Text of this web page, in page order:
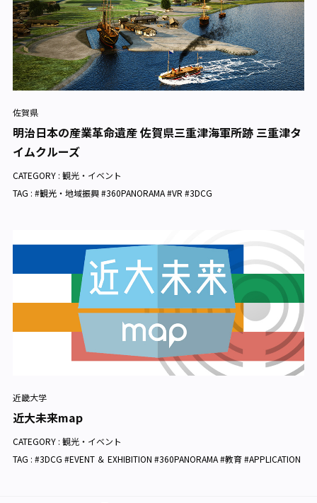
佐賀県
明治日本の産業革命遺産 佐賀県三重津海軍所跡 三重津タ
イムクルーズ
CATEGORY : 観光・イベント
TAG : #観光・地域振興 #360PANORAMA #VR #3DCG
近畿大学
近大未来map
CATEGORY : 観光・イベント
TAG : #3DCG #EVENT ＆ EXHIBITION #360PANORAMA #教育 #APPLICATION